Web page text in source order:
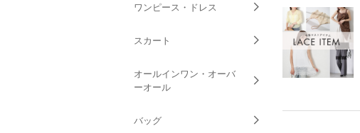
ワンピース・ドレス
スカート
オールインワン・オーバ
ーオール
バッグ